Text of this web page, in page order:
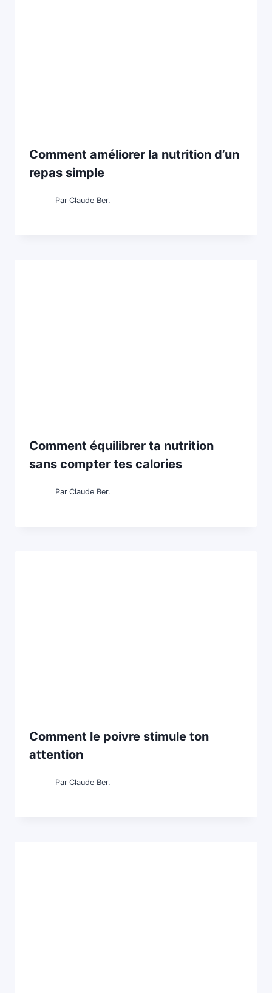
Comment améliorer la nutrition d’un
repas simple
Par Claude Ber.
Comment équilibrer ta nutrition
sans compter tes calories
Par Claude Ber.
Comment le poivre stimule ton
attention
Par Claude Ber.